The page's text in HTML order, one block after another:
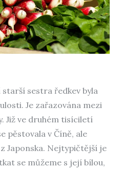
sestra ředkev byla
Je zařazována mezi
Již ve druhém tisíciletí
pěstovala v Číně, ale
Japonska. Nejtypičtější je
se můžeme s její bílou,